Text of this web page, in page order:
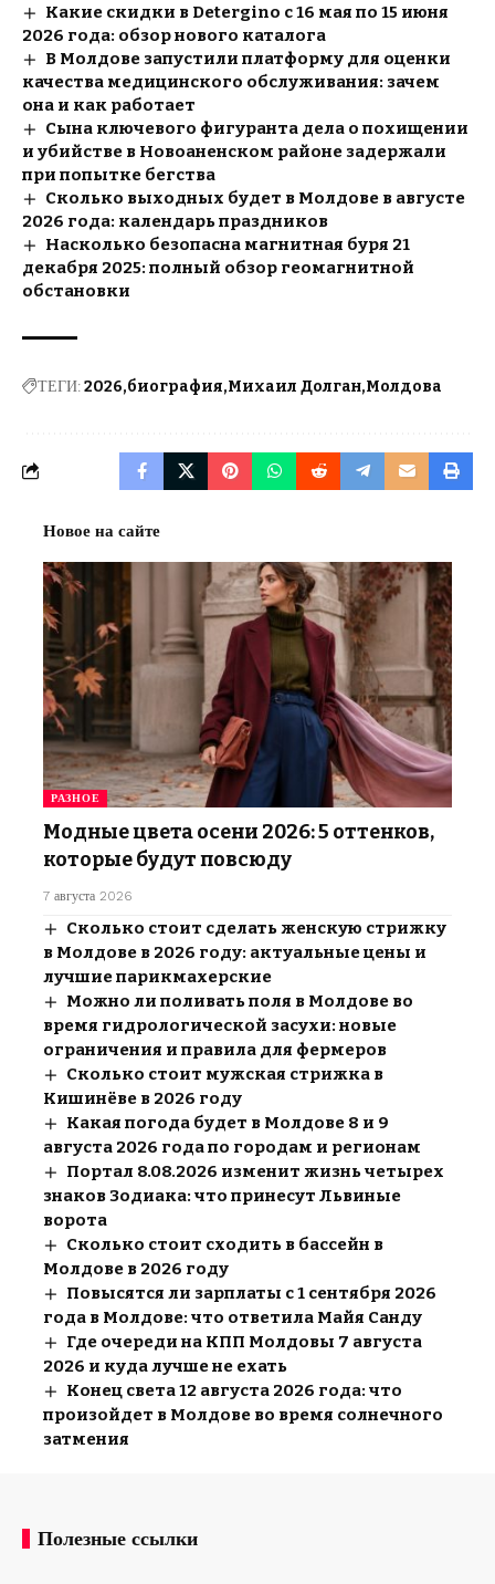
Какие скидки в Detergino с 16 мая по 15 июня
2026 года: обзор нового каталога
В Молдове запустили платформу для оценки
качества медицинского обслуживания: зачем
она и как работает
Сына ключевого фигуранта дела о похищении
и убийстве в Новоаненском районе задержали
при попытке бегства
Сколько выходных будет в Молдове в августе
2026 года: календарь праздников
Насколько безопасна магнитная буря 21
декабря 2025: полный обзор геомагнитной
обстановки
ТЕГИ:2026 биография Михаил Долган Молдова
Новое на сайте
РАЗНОЕ
Модные цвета осени 2026: 5 оттенков,
которые будут повсюду
7 августа 2026
Сколько стоит сделать женскую стрижку
в Молдове в 2026 году: актуальные цены и
лучшие парикмахерские
Можно ли поливать поля в Молдове во
время гидрологической засухи: новые
ограничения и правила для фермеров
Сколько стоит мужская стрижка в
Кишинёве в 2026 году
Какая погода будет в Молдове 8 и 9
августа 2026 года по городам и регионам
Портал 8.08.2026 изменит жизнь четырех
знаков Зодиака: что принесут Львиные
ворота
Сколько стоит сходить в бассейн в
Молдове в 2026 году
Повысятся ли зарплаты с 1 сентября 2026
года в Молдове: что ответила Майя Санду
Где очереди на КПП Молдовы 7 августа
2026 и куда лучше не ехать
Конец света 12 августа 2026 года: что
произойдет в Молдове во время солнечного
затмения
Полезные ссылки